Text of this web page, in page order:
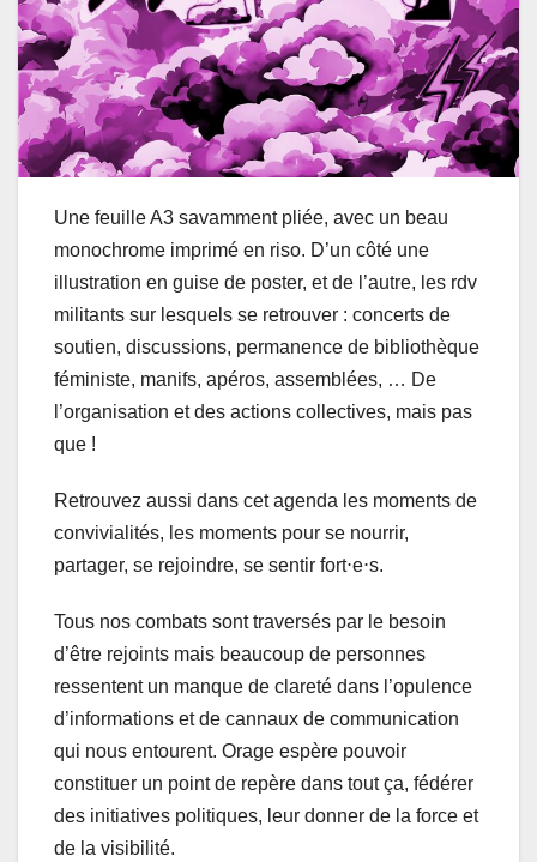
Une feuille A3 savamment pliée, avec un beau
monochrome imprimé en riso. D’un côté une
illustration en guise de poster, et de l’autre, les rdv
militants sur lesquels se retrouver : concerts de
soutien, discussions, permanence de bibliothèque
féministe, manifs, apéros, assemblées, … De
l’organisation et des actions collectives, mais pas
que !
Retrouvez aussi dans cet agenda les moments de
convivialités, les moments pour se nourrir,
partager, se rejoindre, se sentir fort⋅e⋅s.
Tous nos combats sont traversés par le besoin
d’être rejoints mais beaucoup de personnes
ressentent un manque de clareté dans l’opulence
d’informations et de cannaux de communication
qui nous entourent. Orage espère pouvoir
constituer un point de repère dans tout ça, fédérer
des initiatives politiques, leur donner de la force et
de la visibilité.